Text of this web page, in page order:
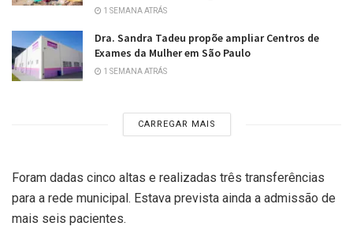
1 SEMANA ATRÁS
Dra. Sandra Tadeu propõe ampliar Centros de
Exames da Mulher em São Paulo
1 SEMANA ATRÁS
CARREGAR MAIS
Foram dadas cinco altas e realizadas três transferências
para a rede municipal. Estava prevista ainda a admissão de
mais seis pacientes.